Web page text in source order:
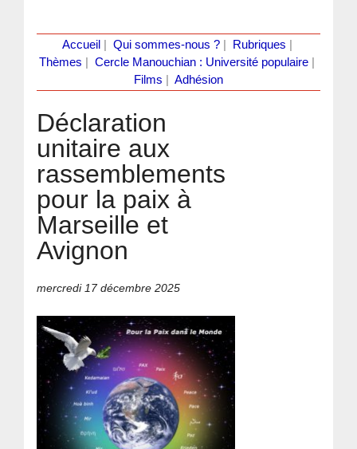
Accueil Qui sommes-nous ?| Rubriques
Thèmes
Cercle Manouchian : Université populaire
Films
Adhésion
Déclaration
unitaire aux
rassemblements
pour la paix à
Marseille et
Avignon
mercredi 17 décembre 2025